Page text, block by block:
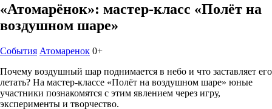
«Атомарёнок»: мастер-класс «Полёт на
воздушном шаре»
События Атомаренок 0+
Почему воздушный шар поднимается в небо и что заставляет его
летать? На мастер-классе «Полёт на воздушном шаре» юные
участники познакомятся с этим явлением через игру,
эксперименты и творчество.